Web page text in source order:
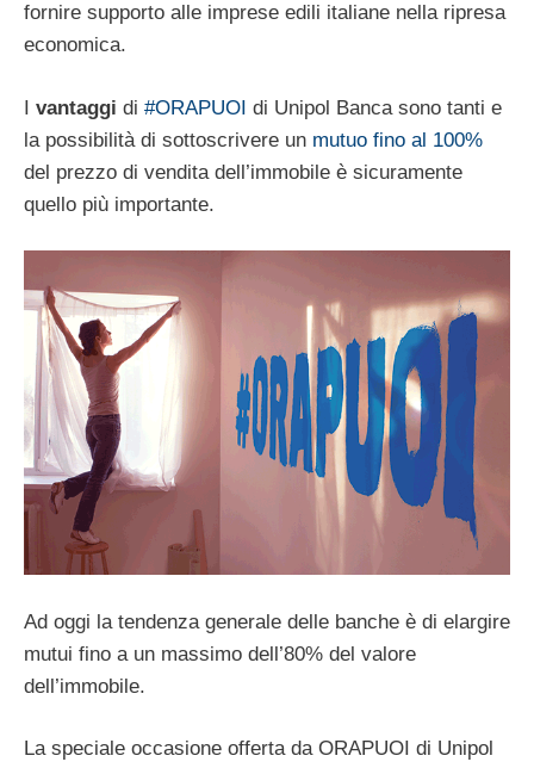
fornire supporto alle imprese edili italiane nella ripresa
economica.
I vantaggi di #ORAPUOI di Unipol Banca sono tanti e
la possibilità di sottoscrivere un mutuo fino al 100%
del prezzo di vendita dell’immobile è sicuramente
quello più importante.
Ad oggi la tendenza generale delle banche è di elargire
mutui fino a un massimo dell’80% del valore
dell’immobile.
La speciale occasione offerta da ORAPUOI di Unipol